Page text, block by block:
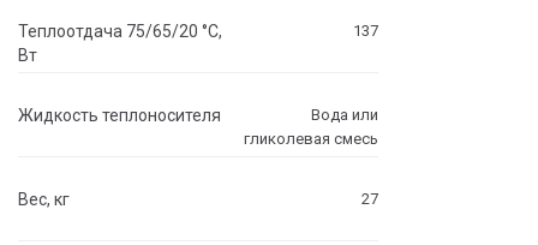
Теплоотдача 75/65/20 °C,
Вт
137
Жидкость теплоносителя
Вода или
гликолевая смесь
Вес, кг 27